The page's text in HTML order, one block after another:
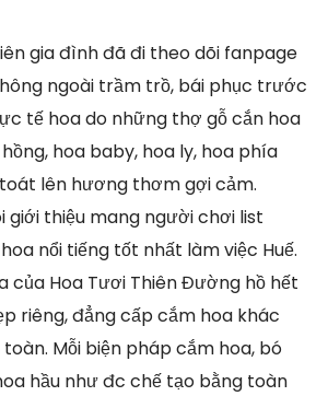
gia đình đã đi theo dõi fanpage
ngoài trầm trồ, bái phục trước
tế hoa do những thợ gỗ cắn hoa
hoa baby, hoa ly, hoa phía
lên hương thơm gợi cảm.
giới thiệu mang người chơi list
nổi tiếng tốt nhất làm việc Huế.
của Hoa Tươi Thiên Đường hồ hết
riêng, đẳng cấp cắm hoa khác
Mỗi biện pháp cắm hoa, bó
hầu như đc chế tạo bằng toàn